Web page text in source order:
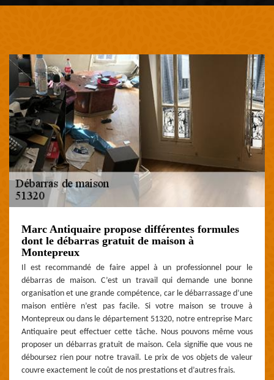
Marc Antiquaire propose différentes formules
dont le débarras gratuit de maison à
Montepreux
Il est recommandé de faire appel à un professionnel pour le
débarras de maison. C’est un travail qui demande une bonne
organisation et une grande compétence, car le débarrassage d’une
maison entière n’est pas facile. Si votre maison se trouve à
Montepreux ou dans le département 51320, notre entreprise Marc
Antiquaire peut effectuer cette tâche. Nous pouvons même vous
proposer un débarras gratuit de maison. Cela signifie que vous ne
déboursez rien pour notre travail. Le prix de vos objets de valeur
couvre exactement le coût de nos prestations et d’autres frais.